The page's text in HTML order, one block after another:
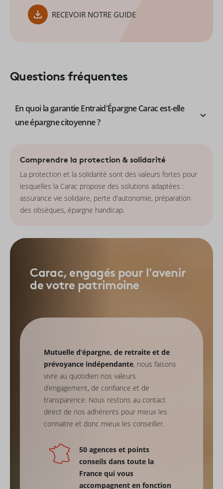
RECEVOIR NOTRE GUIDE
Questions fréquentes
En quoi la garantie Entraid'Épargne Carac est-elle
une épargne citoyenne ?
Comprendre la protection & solidarité
La protection et la solidarité sont des valeurs fortes pour
lesquelles la Carac propose des solutions adaptées :
assurance vie solidaire, perte d'autonomie, préparation
des obsèques, épargne handicap.
Carac, engagés pour l'avenir
de votre patrimoine
Mutuelle d’épargne, de retraite et de
prévoyance indépendante, nous faisons
vivre au quotidien nos valeurs
d’engagement, de confiance et de
transparence. Nous restons au contact
direct de nos adhérents pour mieux les
connaitre et donc mieux les conseiller.
50 agences et points
conseils dans toute la
France qui vous
accompagnent en fonction